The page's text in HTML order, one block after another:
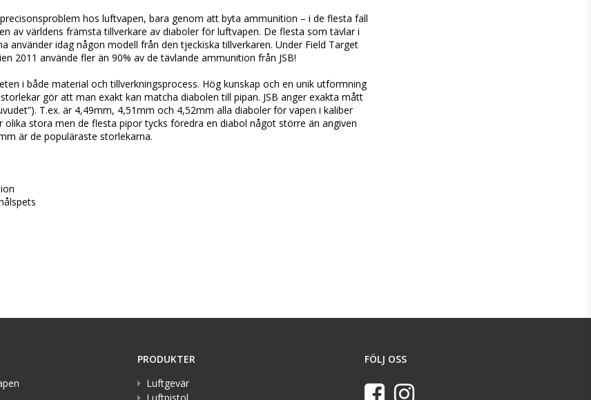
hos luftvapen, bara genom att byta ammunition – i de flesta fall
av världens främsta tillverkare av diaboler för luftvapen. De flesta som tävlar i
använder idag någon modell från den tjeckiska tillverkaren. Under Field Target
2011 använde fler än 90% av de tävlande ammunition från JSB!
i både material och tillverkningsprocess. Hög kunskap och en unik utformning
gör att man exakt kan matcha diabolen till pipan. JSB anger exakta mått
T.ex. är 4,49mm, 4,51mm och 4,52mm alla diaboler för vapen i kaliber
olika stora men de flesta pipor tycks föredra en diabol något större än angiven
är de populäraste storlekarna.
PRODUKTER
Luftgevär
FÖLJ OSS